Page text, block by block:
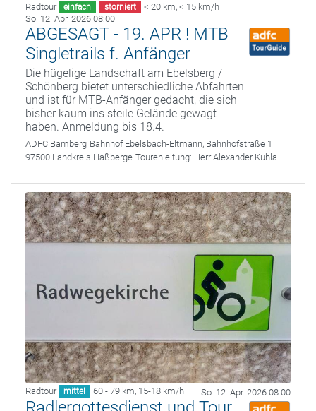
Radtour einfach storniert < 20 km, < 15 km/h
So. 12. Apr. 2026 08:00
ABGESAGT - 19. APR ! MTB
Singletrails f. Anfänger
Die hügelige Landschaft am Ebelsberg /
Schönberg bietet unterschiedliche Abfahrten
und ist für MTB-Anfänger gedacht, die sich
bisher kaum ins steile Gelände gewagt
haben. Anmeldung bis 18.4.
ADFC Bamberg Bahnhof Ebelsbach-Eltmann, Bahnhofstraße 1
97500 Landkreis Haßberge Tourenleitung: Herr Alexander Kuhla
Radtour mittel 60 - 79 km, 15-18 km/h So. 12. Apr. 2026 08:00